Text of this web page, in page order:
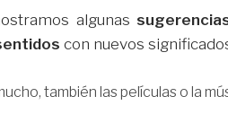
algunas
con nuevos
también las películas o la